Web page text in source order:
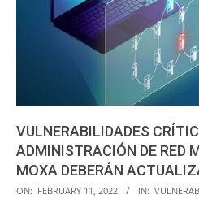
VULNERABILIDADES
ADMINISTRACIÓN DE RED
MOXA DEBERÁN
2022-
ON: FEBRUARY 11, 2022 IN: